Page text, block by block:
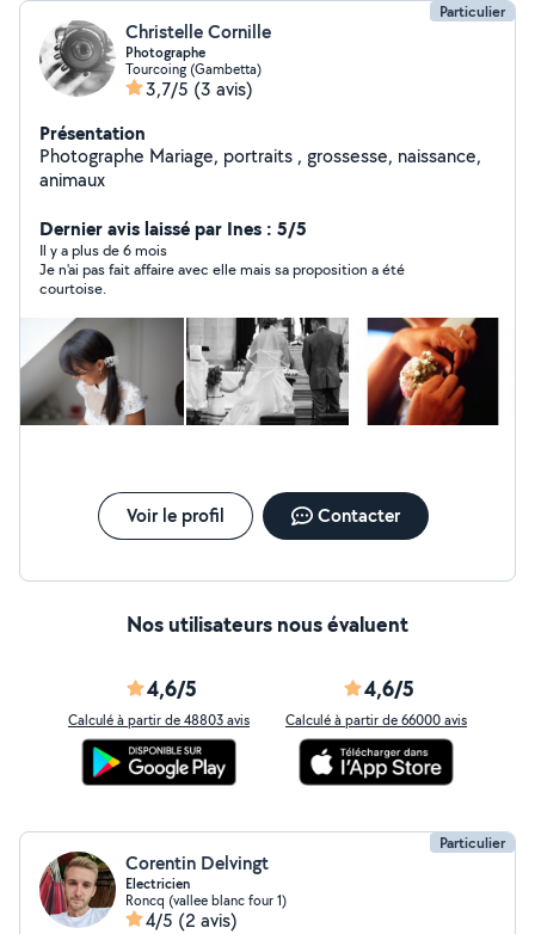
Particulier
Christelle Cornille
Photographe
Tourcoing (Gambetta)
3,7/5 (3 avis)
Présentation
Photographe Mariage, portraits , grossesse, naissance,
animaux
Dernier avis laissé par Ines : 5/5
Il y a plus de 6 mois
Je n'ai pas fait affaire avec elle mais sa proposition a été
courtoise.
Voir le profil Contacter
Nos utilisateurs nous évaluent
4,6/5
Calculé à partir de 48803 avis
4,6/5
Calculé à partir de 66000 avis
Particulier
Corentin Delvingt
Electricien
Roncq (vallee blanc four 1)
4/5 (2 avis)